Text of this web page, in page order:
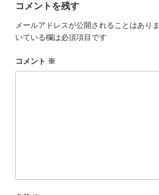
コメントを残す
メールアドレスが公開されることはありま
いている欄は必須項目です
コメント ※